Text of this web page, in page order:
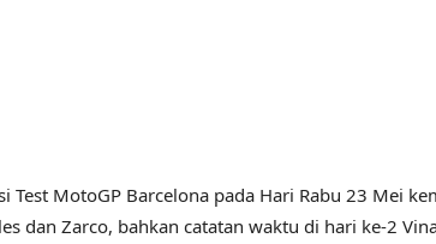
Test MotoGP Barcelona pada Hari Rabu 23 Mei
dan Zarco, bahkan catatan waktu di hari ke-2